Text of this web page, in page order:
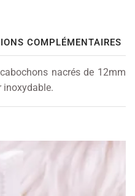
COMPLÉMENTAIRES
nacrés de 12mm
inoxydable.